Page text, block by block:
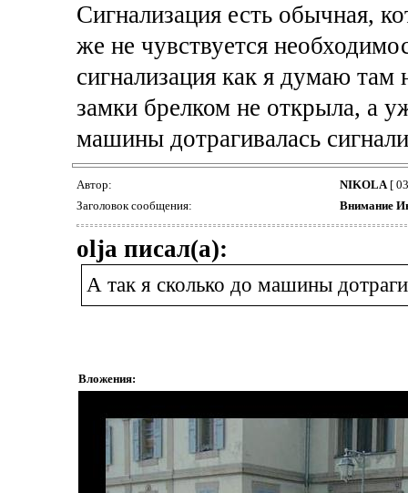
Сигнализация есть обычная,
же не чувствуется
сигнализация как я думаю там
замки брелком не открыла, а
машины дотрагивалась
Автор: NIKOLA[
Заголовок сообщения:
Внимание
olja писал(а):
А так я сколько до машины
Вложения: